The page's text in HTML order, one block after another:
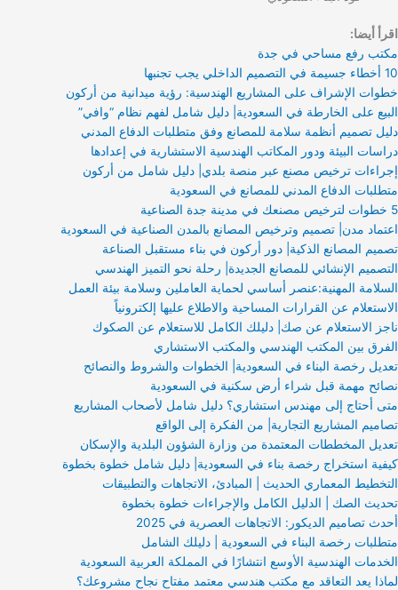
اقرأ أيضا:
مكتب رفع مساحي في جدة
10 أخطاء جسيمة في التصميم الداخلي يجب تجنبها
خطوات الإشراف على المشاريع الهندسية: رؤية ميدانية من أركون
البيع على الخارطة في السعودية| دليل شامل لفهم نظام “وافي”
دليل تصميم أنظمة سلامة للمصانع وفق متطلبات الدفاع المدني
دراسات البيئة ودور المكاتب الهندسية الاستشارية في إعدادها
إجراءات ترخيص مصنع عبر منصة بلدي| دليل شامل من أركون
متطلبات الدفاع المدني للمصانع في السعودية
5 خطوات لترخيص مصنعك في مدينة جدة الصناعية
اعتماد مدن| تصميم وترخيص المصانع بالمدن الصناعية في السعودية
تصميم المصانع الذكية| دور أركون في بناء مستقبل الصناعة
التصميم الإنشائي للمصانع الجديدة| رحلة نحو التميز الهندسي
السلامة المهنية:عنصر أساسي لحماية العاملين وسلامة بيئة العمل
الاستعلام عن القرارات المساحية والاطلاع عليها إلكترونياً
ناجز الاستعلام عن صك| دليلك الكامل للاستعلام عن الصكوك
الفرق بين المكتب الهندسي والمكتب الاستشاري
تعديل رخصة البناء في السعودية| الخطوات والشروط والنصائح
نصائح مهمة قبل شراء أرض سكنية في السعودية
متى أحتاج إلى مهندس استشاري؟ دليل شامل لأصحاب المشاريع
تصاميم المشاريع التجارية| من الفكرة إلى الواقع
تعديل المخططات المعتمدة من وزارة الشؤون البلدية والإسكان
كيفية استخراج رخصة بناء في السعودية| دليل شامل خطوة بخطوة
التخطيط المعماري الحديث | المبادئ، الاتجاهات والتطبيقات
تحديث الصك | الدليل الكامل والإجراءات خطوة بخطوة
أحدث تصاميم الديكور: الاتجاهات العصرية في 2025
متطلبات رخصة البناء في السعودية | دليلك الشامل
الخدمات الهندسية الأوسع انتشارًا في المملكة العربية السعودية
لماذا يعد التعاقد مع مكتب هندسي معتمد مفتاح نجاح مشروعك؟